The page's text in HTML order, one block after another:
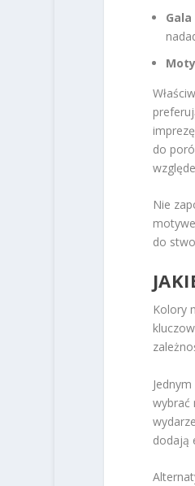
do
Nie
do
Kolory
wybrać
dodają